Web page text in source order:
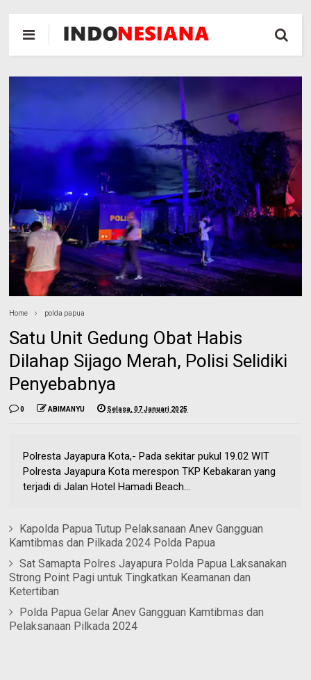
Home polda papua
Satu Unit Gedung Obat Habis
Dilahap Sijago Merah, Polisi Selidiki
Penyebabnya
0 ABIMANYU Selasa, 07 Januari 2025
Polresta Jayapura Kota,- Pada sekitar pukul 19.02 WIT
Polresta Jayapura Kota merespon TKP Kebakaran yang
terjadi di Jalan Hotel Hamadi Beach...
Kapolda Papua Tutup Pelaksanaan Anev Gangguan
Kamtibmas dan Pilkada 2024 Polda Papua
Sat Samapta Polres Jayapura Polda Papua Laksanakan
Strong Point Pagi untuk Tingkatkan Keamanan dan
Ketertiban
Polda Papua Gelar Anev Gangguan Kamtibmas dan
Pelaksanaan Pilkada 2024